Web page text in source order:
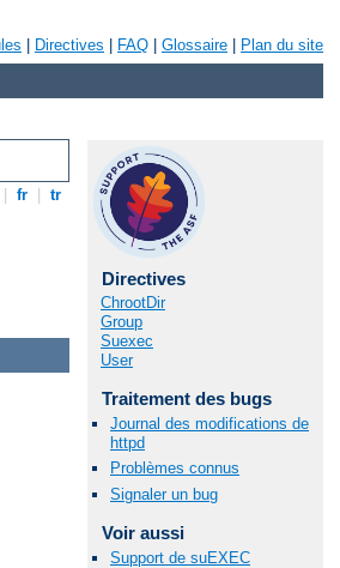
Directives FAQ Glossaire Plan du site
fr tr
Directives
ChrootDir
Group
Suexec
User
Traitement des bugs
Journal des modifications de
httpd
Problèmes connus
Signaler un bug
Voir aussi
Support de suEXEC